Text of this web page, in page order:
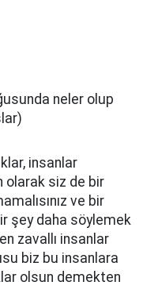
neler olup
insanlar
olarak siz de bir
ve bir
şey daha söylemek
zavallı insanlar
biz bu insanlara
olsun demekten